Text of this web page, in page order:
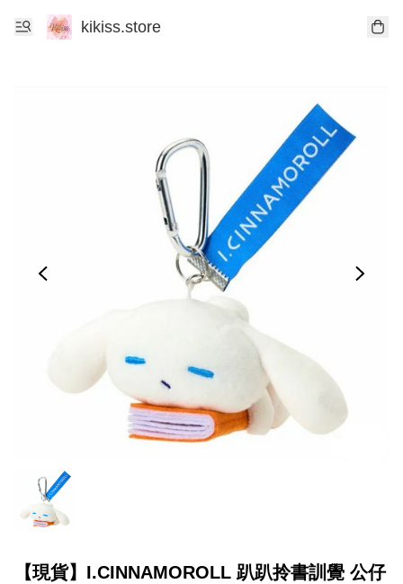
kikiss.store
【現貨】I.CINNAMOROLL 趴趴拎書訓覺 公仔